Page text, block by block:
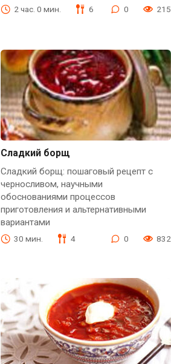
2 час. 0 мин. 6 0 215
Сладкий борщ
Сладкий борщ: пошаговый рецепт с
черносливом, научными
обоснованиями процессов
приготовления и альтернативными
вариантами
30 мин. 4 0 832